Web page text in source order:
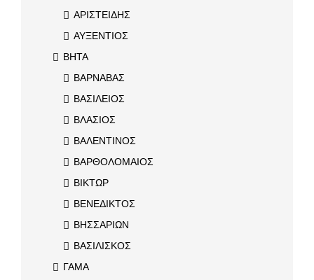
ΑΡΙΣΤΕΙΔΗΣ
ΑΥΞΕΝΤΙΟΣ
ΒΗΤΑ
ΒΑΡΝΑΒΑΣ
ΒΑΣΙΛΕΙΟΣ
ΒΛΑΣΙΟΣ
ΒΑΛΕΝΤΙΝΟΣ
ΒΑΡΘΟΛΟΜΑΙΟΣ
ΒΙΚΤΩΡ
ΒΕΝΕΔΙΚΤΟΣ
ΒΗΣΣΑΡΙΩΝ
ΒΑΣΙΛΙΣΚΟΣ
ΓΑΜΑ